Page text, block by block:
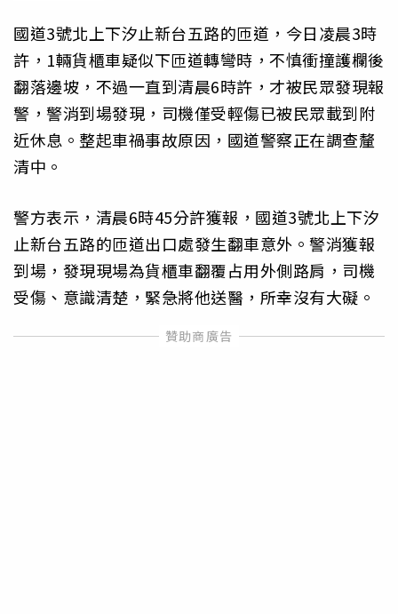
國道3號北上下汐止新台五路的匝道，今日凌晨3時
許，1輛貨櫃車疑似下匝道轉彎時，不慎衝撞護欄後
翻落邊坡，不過一直到清晨6時許，才被民眾發現報
警，警消到場發現，司機僅受輕傷已被民眾載到附
近休息。整起車禍事故原因，國道警察正在調查釐
清中。
警方表示，清晨6時45分許獲報，國道3號北上下汐
止新台五路的匝道出口處發生翻車意外。警消獲報
到場，發現現場為貨櫃車翻覆占用外側路肩，司機
受傷、意識清楚，緊急將他送醫，所幸沒有大礙。